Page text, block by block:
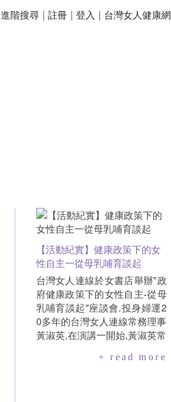
進階搜尋 | 註冊 | 登入 | 台灣女人健康網
【活動紀實】健康政策下的女
性自主一從母乳哺育談起
台灣女人連線於女書店舉辦"政
府健康政策下的女性自主-從母
乳哺育談起"座談會.投身婦運2
0多年的台灣女人連線常務理事
黃淑英,在演講一開始,黃淑英常
廣"母乳哺育"的疑問,刺激在座
+ read more